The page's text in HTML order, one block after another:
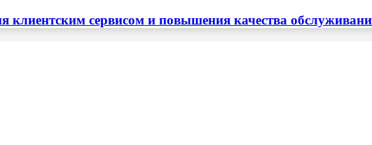
клиентским сервисом и повышения качества